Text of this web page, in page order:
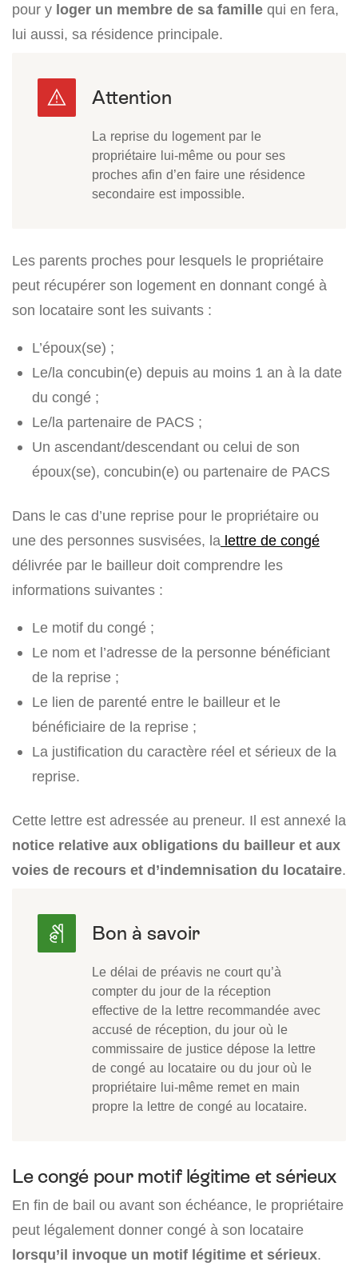
pour y loger un membre de sa famille qui en fera,
lui aussi, sa résidence principale.
La reprise du logement par le
propriétaire lui-même ou pour ses
proches afin d’en faire une résidence
secondaire est impossible.
Les parents proches pour lesquels le propriétaire
peut récupérer son logement en donnant congé à
son locataire sont les suivants :
L’époux(se) ;
Le/la concubin(e) depuis au moins 1 an à la date
du congé ;
Le/la partenaire de PACS ;
Un ascendant/descendant ou celui de son
époux(se), concubin(e) ou partenaire de PACS
Dans le cas d’une reprise pour le propriétaire ou
une des personnes susvisées, la lettre de congé
délivrée par le bailleur doit comprendre les
informations suivantes :
Le motif du congé ;
Le nom et l’adresse de la personne bénéficiant
de la reprise ;
Le lien de parenté entre le bailleur et le
bénéficiaire de la reprise ;
La justification du caractère réel et sérieux de la
reprise.
Cette lettre est adressée au preneur. Il est annexé la
notice relative aux obligations du bailleur et aux
voies de recours et d’indemnisation du locataire.
Le délai de préavis ne court qu’à
compter du jour de la réception
effective de la lettre recommandée avec
accusé de réception, du jour où le
commissaire de justice dépose la lettre
de congé au locataire ou du jour où le
propriétaire lui-même remet en main
propre la lettre de congé au locataire.
Le congé pour motif légitime et sérieux
En fin de bail ou avant son échéance, le propriétaire
peut légalement donner congé à son locataire
lorsqu’il invoque un motif légitime et sérieux.